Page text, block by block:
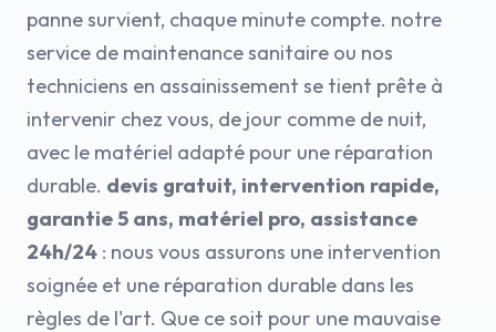
panne survient, chaque minute compte. notre
service de maintenance sanitaire ou nos
techniciens en assainissement se tient prête à
intervenir chez vous, de jour comme de nuit,
avec le matériel adapté pour une réparation
durable. devis gratuit, intervention rapide,
garantie 5 ans, matériel pro, assistance
24h/24 : nous vous assurons une intervention
soignée et une réparation durable dans les
règles de l'art. Que ce soit pour une mauvaise